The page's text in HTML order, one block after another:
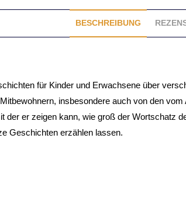
BESCHREIBUNG
für Kinder und Erwachsene über
insbesondere auch von den
der er zeigen kann, wie groß der Wortschatz
Geschichten erzählen lassen.